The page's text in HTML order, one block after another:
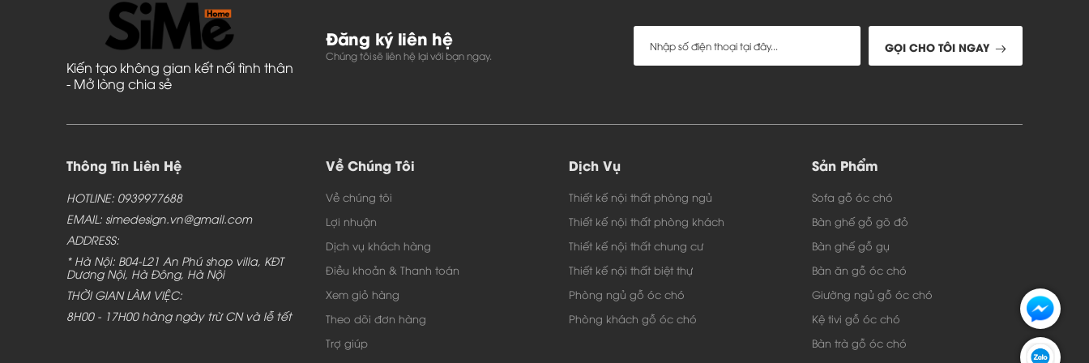
Kiến tạo không gian kết nối tình thân
- Mở lòng chia sẻ
Đăng ký liên hệ
Chúng tôi sẽ liên hệ lại với bạn ngay.
GỌI CHO TÔI NGAY
Thông Tin Liên Hệ
HOTLINE: 0939977688
EMAIL: simedesign.vn@gmail.com
ADDRESS:
* Hà Nội: B04-L21 An Phú shop villa, KĐT
Dương Nội, Hà Đông, Hà Nội
THỜI GIAN LÀM VIỆC:
8H00 - 17H00 hàng ngày trừ CN và lễ tết
Về Chúng Tôi
Về chúng tôi
Lợi nhuận
Dịch vụ khách hàng
Điều khoản & Thanh toán
Xem giỏ hàng
Theo dõi đơn hàng
Trợ giúp
Dịch Vụ
Thiết kế nội thất phòng ngủ
Thiết kế nội thất phòng khách
Thiết kế nội thất chung cư
Thiết kế nội thất biệt thự
Phòng ngủ gỗ óc chó
Phòng khách gỗ óc chó
Sản Phẩm
Sofa gỗ óc chó
Bàn ghế gỗ gõ đỏ
Bàn ghế gỗ gụ
Bàn ăn gỗ óc chó
Giường ngủ gỗ óc chó
Kệ tivi gỗ óc chó
Bàn trà gỗ óc chó